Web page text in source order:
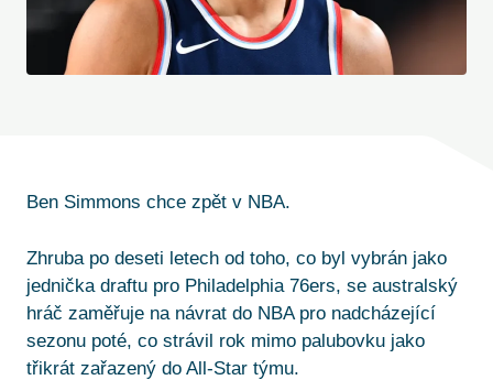
Ben Simmons chce zpět v NBA.
Zhruba po deseti letech od toho, co byl vybrán jako
jednička draftu pro Philadelphia 76ers, se australský
hráč zaměřuje na návrat do NBA pro nadcházející
sezonu poté, co strávil rok mimo palubovku jako
třikrát zařazený do All-Star týmu.